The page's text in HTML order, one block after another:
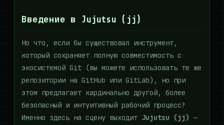
Введение в Jujutsu (jj)
Но что, если бы существовал инструмент,
который сохраняет полную совместимость с
экосистемой Git (вы можете использовать те же
репозитории на GitHub или GitLab), но при
этом предлагает кардинально другой, более
безопасный и интуитивный рабочий процесс?
Именно здесь на сцену выходит Jujutsu (jj) —